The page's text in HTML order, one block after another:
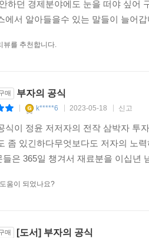
투자자에게 최고의 재료
정부정책을 언제나 확인할 것
, 경제성장과 경제 안정
라로 흘러갈까
과 감자 생산국
자? 적자?
하면 누가 돈을 벌까
면 호재다
하던 경제분야에도 눈을 떠야 싶어
에서 알아들을수 있는 말들이 늘어
뷰를 추천합니다.
매 부자의 공식
k*****6 2023-05-18 신고
식이 정윤 저저자의 전작 삼박자 투
좀 있긴하다무엇보다도 저자의 노
들은 365일 챙겨서 재료분을 이십년
움이 되었나요?
매 [도서] 부자의 공식